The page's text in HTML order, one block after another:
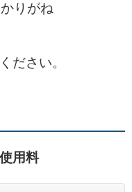
りがね
ださい。